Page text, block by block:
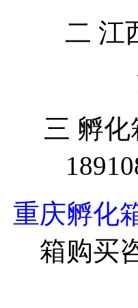
二 江
三 孵
重庆孵化
箱购买